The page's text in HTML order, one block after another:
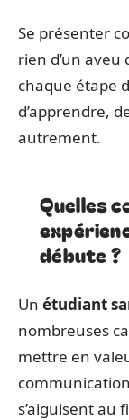
Se présenter
rien d’un aveu
chaque étape
d’apprendre,
autrement.
Quelles
débute ?
Un étudiant
nombreuses
mettre en
s’aiguisent au